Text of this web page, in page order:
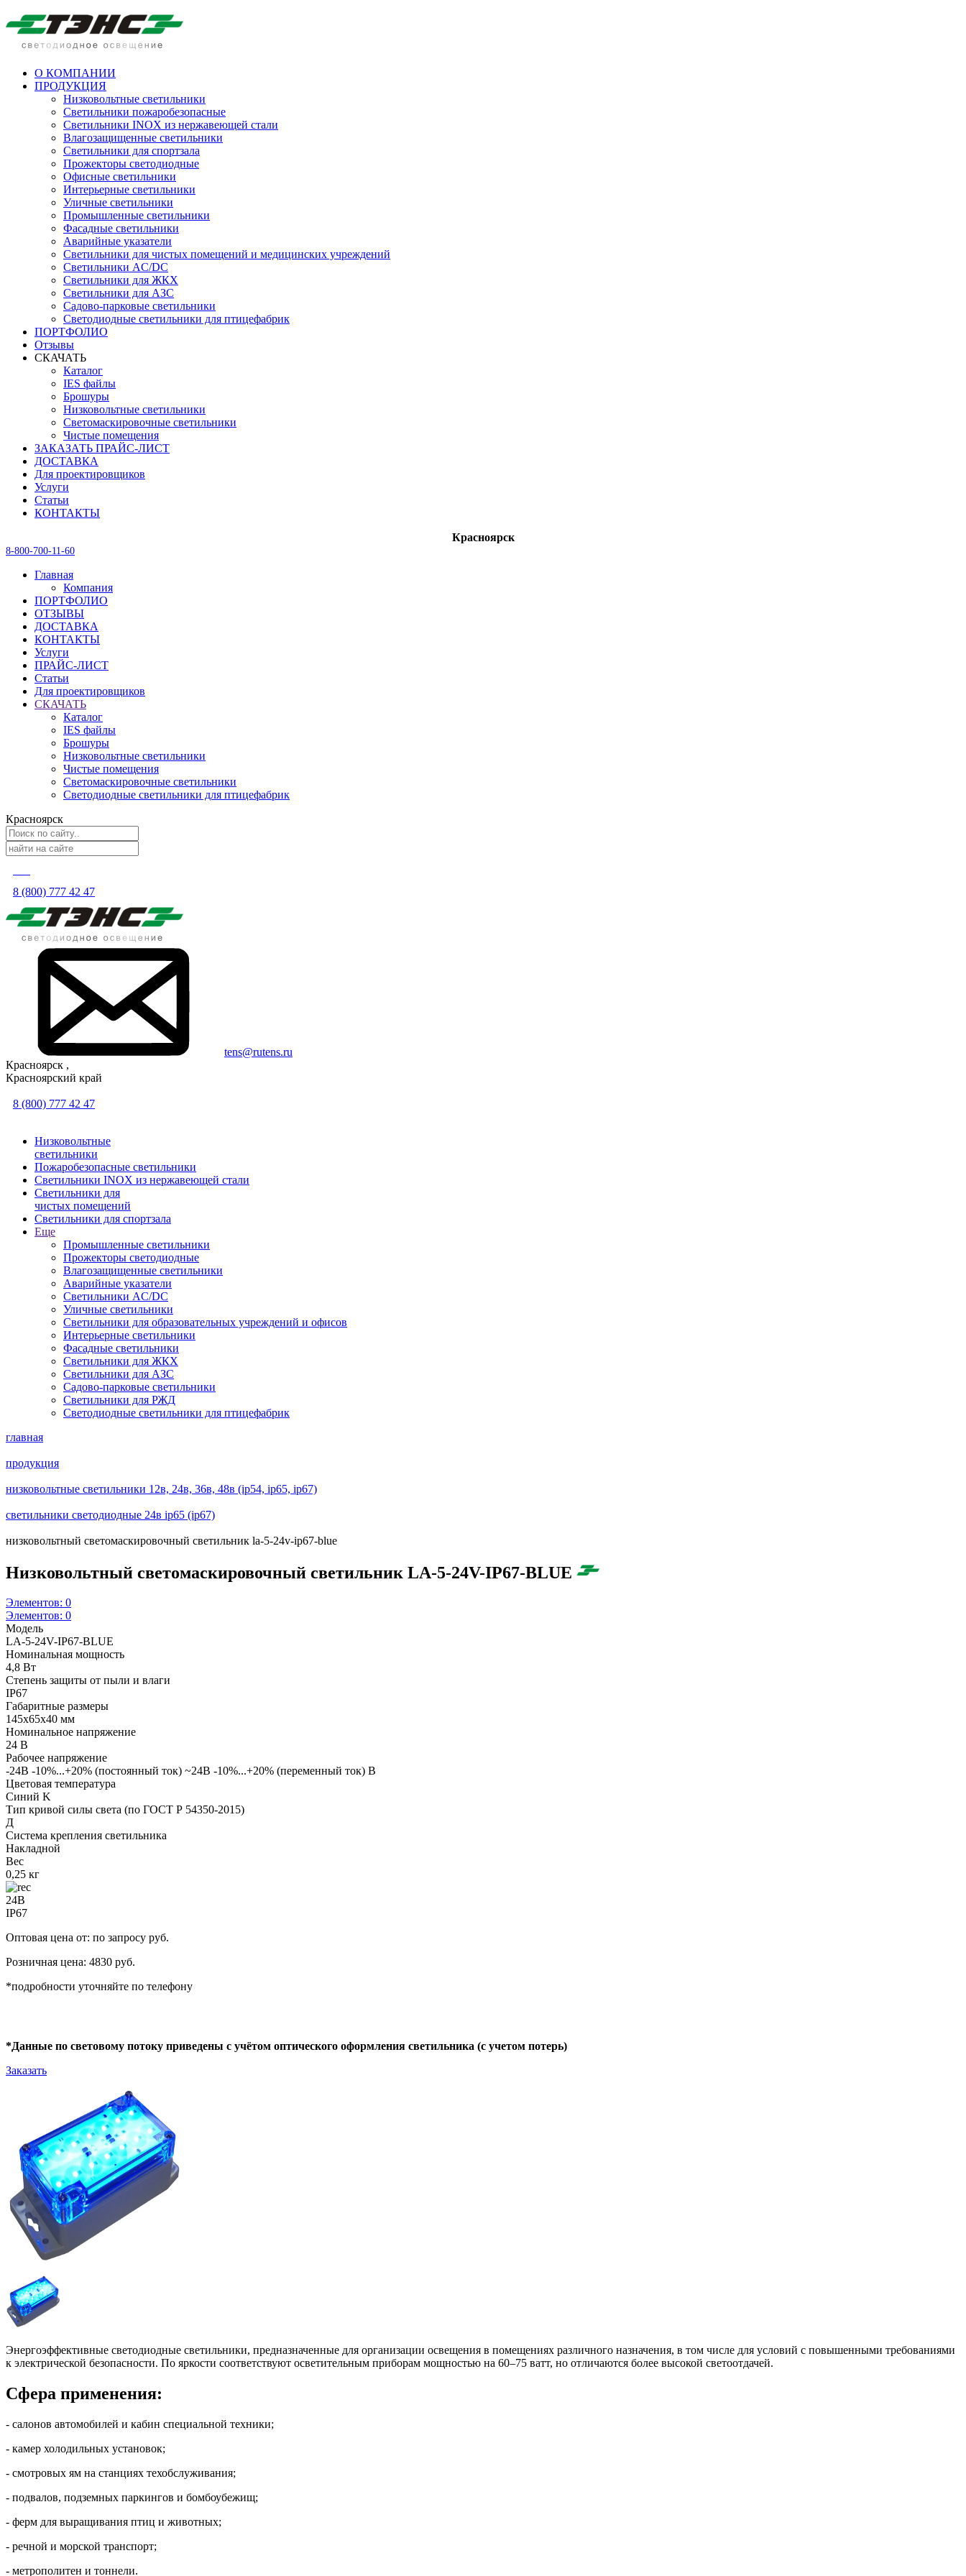
О КОМПАНИИ
ПРОДУКЦИЯ
Низковольтные светильники
Cветильники пожаробезопасные
Светильники INOX из нержавеющей стали
Влагозащищенные светильники
Светильники для спортзала
Прожекторы светодиодные
Офисные светильники
Интерьерные светильники
Уличные светильники
Промышленные светильники
Фасадные светильники
Аварийные указатели
Светильники для чистых помещений и медицинских учреждений
Светильники AC/DC
Светильники для ЖКХ
Светильники для АЗС
Садово-парковые светильники
Светодиодные светильники для птицефабрик
ПОРТФОЛИО
Отзывы
СКАЧАТЬ
Каталог
IES файлы
Брошуры
Низковольтные светильники
Светомаскировочные светильники
Чистые помещения
ЗАКАЗАТЬ ПРАЙС-ЛИСТ
ДОСТАВКА
Для проектировщиков
Услуги
Статьи
КОНТАКТЫ
Красноярск
8-800-700-11-60
Главная
Компания
ПОРТФОЛИО
ОТЗЫВЫ
ДОСТАВКА
КОНТАКТЫ
Услуги
ПРАЙС-ЛИСТ
Статьи
Для проектировщиков
СКАЧАТЬ
Каталог
IES файлы
Брошуры
Низковольтные светильники
Чистые помещения
Светомаскировочные светильники
Светодиодные светильники для птицефабрик
Красноярск
8 (800) 777 42 47
tens@rutens.ru
Красноярск ,
Красноярский край
8 (800) 777 42 47
Низковольтные
светильники
Пожаробезопасные светильники
Светильники INOX из нержавеющей стали
Светильники для
чистых помещений
Светильники для спортзала
Еще
Промышленные светильники
Прожекторы светодиодные
Влагозащищенные светильники
Аварийные указатели
Светильники AC/DC
Уличные светильники
Светильники для образовательных учреждений и офисов
Интерьерные светильники
Фасадные светильники
Светильники для ЖКХ
Светильники для АЗС
Садово-парковые светильники
Светильники для РЖД
Светодиодные светильники для птицефабрик
главная
продукция
низковольтные светильники 12в, 24в, 36в, 48в (ip54, ip65, ip67)
светильники светодиодные 24в ip65 (ip67)
низковольтный светомаскировочный светильник la-5-24v-ip67-blue
Низковольтный светомаскировочный светильник LA-5-24V-IP67-BLUE
Элементов: 0
Элементов: 0
Модель
LA-5-24V-IP67-BLUE
Номинальная мощность
4,8 Вт
Степень защиты от пыли и влаги
IP67
Габаритные размеры
145х65х40 мм
Номинальное напряжение
24 В
Рабочее напряжение
-24В -10%...+20% (постоянный ток) ~24В -10%...+20% (переменный ток) В
Цветовая температура
Синий K
Тип кривой силы света (по ГОСТ Р 54350-2015)
Д
Система крепления светильника
Накладной
Вес
0,25 кг
24В
IP67
Оптовая цена от: по запросу руб.
Розничная цена: 4830 руб.
*подробности уточняйте по телефону
*Данные по световому потоку приведены с учётом оптического оформления светильника (с учетом потерь)
Заказать
Энергоэффективные светодиодные светильники, предназначенные для организации освещения в помещениях различного назначения, в том числе для условий с повышенными требованиями
к электрической безопасности. По яркости соответствуют осветительным приборам мощностью на 60–75 ватт, но отличаются более высокой светоотдачей.
Сфера применения:
- салонов автомобилей и кабин специальной техники;
- камер холодильных установок;
- смотровых ям на станциях техобслуживания;
- подвалов, подземных паркингов и бомбоубежищ;
- ферм для выращивания птиц и животных;
- речной и морской транспорт;
- метрополитен и тоннели.